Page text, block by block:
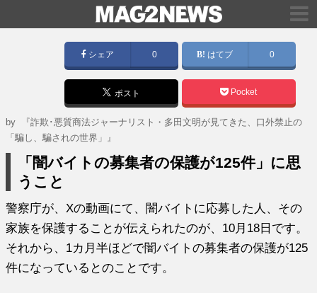
シェア 0 はてブ 0
ポスト Pocket
by
『詐欺･悪質商法ジャーナリスト・多田文明が見てきた、口外禁止の
「騙し、騙されの世界」』
「闇バイトの募集者の保護が125件」に思
うこと
警察庁が、Xの動画にて、闇バイトに応募した人、その
家族を保護することが伝えられたのが、10月18日です。
それから、1カ月半ほどで闇バイトの募集者の保護が125
件になっているとのことです。